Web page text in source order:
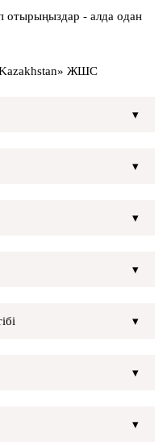
отырыңыздар - алда одан
ЖШС